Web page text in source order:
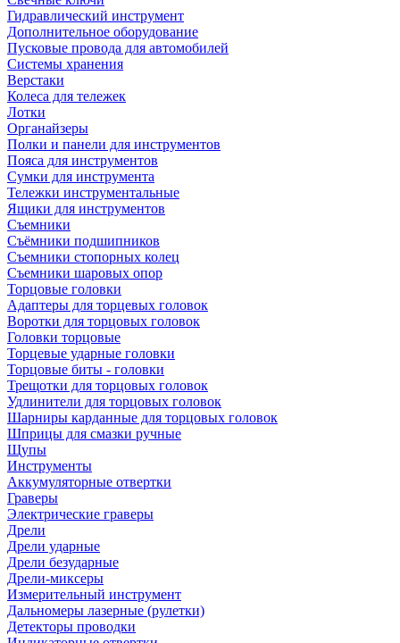
Гидравлический инструмент
Дополнительное оборудование
Пусковые провода для автомобилей
Системы хранения
Верстаки
Колеса для тележек
Лотки
Органайзеры
Полки и панели для инструментов
Пояса для инструментов
Сумки для инструмента
Тележки инструментальные
Ящики для инструментов
Съемники
Съёмники подшипников
Съемники стопорных колец
Съемники шаровых опор
Торцовые головки
Адаптеры для торцевых головок
Воротки для торцовых головок
Головки торцовые
Торцевые ударные головки
Торцовые биты - головки
Трещотки для торцовых головок
Удлинители для торцовых головок
Шарниры карданные для торцовых головок
Шприцы для смазки ручные
Щупы
Инструменты
Аккумуляторные отвертки
Граверы
Электрические граверы
Дрели
Дрели ударные
Дрели безударные
Дрели-миксеры
Измерительный инструмент
Дальномеры лазерные (рулетки)
Детекторы проводки